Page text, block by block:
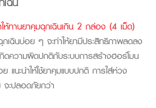
ให้ทานยาคุมฉุกเฉินเกิน 2 กล่อง (4 เม็ด)
เฉินบ่อย ๆ จะทำให้ยามีประสิทธิภาพลดลง
ดความผิดปกติกับระบบการสร้างฮอร์โมน
นะนำให้ใช้ยาคุมแบบปกติ การใส่ห่วง
ะปลอดภัยกว่า